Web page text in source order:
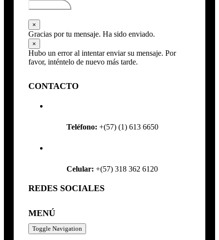
Subscribirse
×
Gracias por tu mensaje. Ha sido enviado.
×
Hubo un error al intentar enviar su mensaje. Por
favor, inténtelo de nuevo más tarde.
CONTACTO
Teléfono: +(57) (1) 613 6650
Celular: +(57) 318 362 6120
REDES SOCIALES
MENÚ
Toggle Navigation